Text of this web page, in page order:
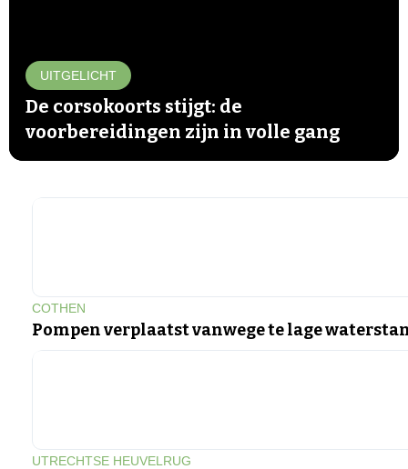
UITGELICHT
De corsokoorts stijgt: de
voorbereidingen zijn in volle gang
COTHEN
Pompen verplaatst vanwege te lage
UTRECHTSE HEUVELRUG